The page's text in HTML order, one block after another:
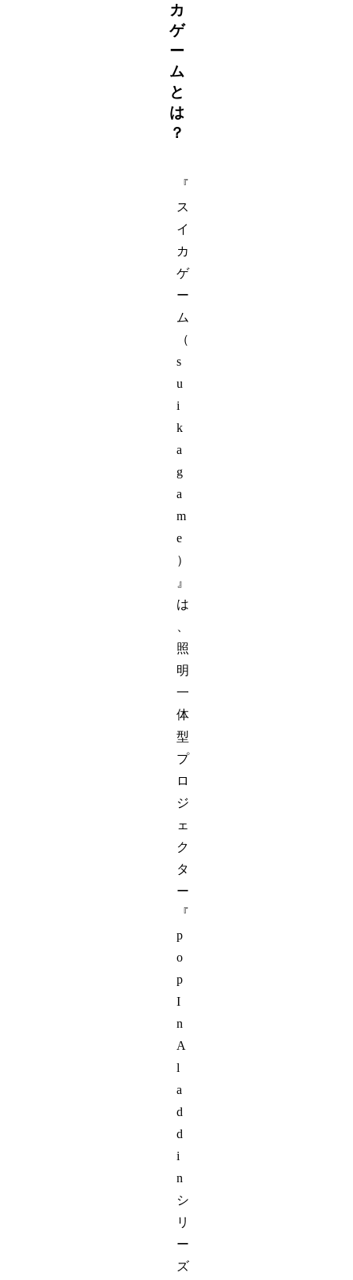
カ
ゲ
ー
ム
と
は
？
『
ス
イ
カ
ゲ
ー
ム
（
s
u
i
k
a
g
a
m
e
）
』
は
照
明
一
体
型
プ
ロ
ジ
ェ
ク
タ
ー
『
p
o
p
I
n
A
l
a
d
d
i
n
シ
リ
ー
ズ